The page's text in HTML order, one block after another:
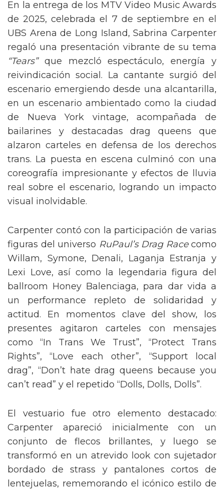
En la entrega de los MTV Video Music Awards
de 2025, celebrada el 7 de septiembre en el
UBS Arena de Long Island, Sabrina Carpenter
regaló una presentación vibrante de su tema
“Tears”que mezcló espectáculo, energía y
reivindicación social. La cantante surgió del
escenario emergiendo desde una alcantarilla,
en un escenario ambientado como la ciudad
de Nueva York vintage, acompañada de
bailarines y destacadas drag queens que
alzaron carteles en defensa de los derechos
trans. La puesta en escena culminó con una
coreografía impresionante y efectos de lluvia
real sobre el escenario, logrando un impacto
visual inolvidable.
Carpenter contó con la participación de varias
figuras del universo RuPaul’s Drag Racecomo
Willam, Symone, Denali, Laganja Estranja y
Lexi Love, así como la legendaria figura del
ballroom Honey Balenciaga, para dar vida a
un performance repleto de solidaridad y
actitud. En momentos clave del show, los
presentes agitaron carteles con mensajes
como “In Trans We Trust”, “Protect Trans
Rights”, “Love each other”, “Support local
drag”, “Don’t hate drag queens because you
can’t read” y el repetido “Dolls, Dolls, Dolls”.
El vestuario fue otro elemento destacado:
Carpenter apareció inicialmente con un
conjunto de flecos brillantes, y luego se
transformó en un atrevido look con sujetador
bordado de strass y pantalones cortos de
lentejuelas, rememorando el icónico estilo de